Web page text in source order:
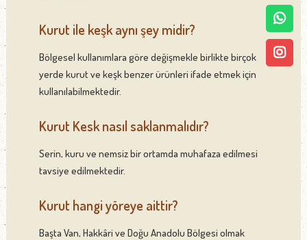
Kurut ile keşk aynı şey midir?
Bölgesel kullanımlara göre değişmekle birlikte birçok
yerde kurut ve keşk benzer ürünleri ifade etmek için
kullanılabilmektedir.
Kurut Kesk nasıl saklanmalıdır?
Serin, kuru ve nemsiz bir ortamda muhafaza edilmesi
tavsiye edilmektedir.
Kurut hangi yöreye aittir?
Başta Van, Hakkâri ve Doğu Anadolu Bölgesi olmak